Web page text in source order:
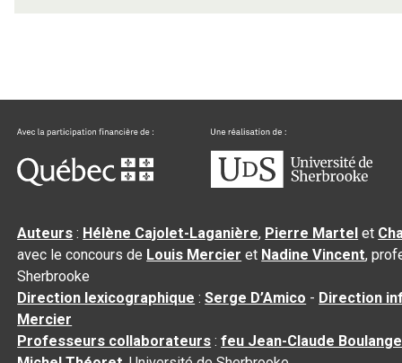
Auteurs : Hélène Cajolet-Laganière, Pierre Martel et
avec le concours de Louis Mercier et Nadine Vincent,
Sherbrooke
Direction lexicographique :Serge D’Amico - Direction
Mercier
Professeurs collaborateurs :feu Jean-Claude